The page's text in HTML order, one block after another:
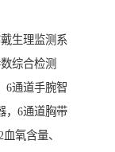
生理监测系
综合检测
6通道手腕智
，6通道胸带
氧含量、